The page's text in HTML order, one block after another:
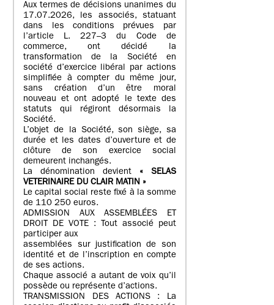
Aux termes de décisions unanimes du
17.07.2026, les associés, statuant
dans les conditions prévues par
l’article L. 227–3 du Code de
commerce, ont décidé la
transformation de la Société en
société d’exercice libéral par actions
simplifiée à compter du même jour,
sans création d’un être moral
nouveau et ont adopté le texte des
statuts qui régiront désormais la
Société.
L’objet de la Société, son siège, sa
durée et les dates d’ouverture et de
clôture de son exercice social
demeurent inchangés.
La dénomination devient « SELAS
VETERINAIRE DU CLAIR MATIN »
Le capital social reste fixé à la somme
de 110 250 euros.
ADMISSION AUX ASSEMBLÉES ET
DROIT DE VOTE : Tout associé peut
participer aux
assemblées sur justification de son
identité et de l’inscription en compte
de ses actions.
Chaque associé a autant de voix qu’il
possède ou représente d’actions.
TRANSMISSION DES ACTIONS : La